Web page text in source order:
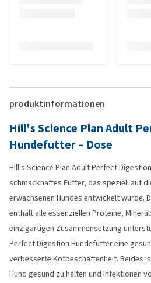
produktinformationen
Hill's Science Plan Adult
Hundefutter – Dose
Hill's Science Plan Adult Perfect
schmackhaftes Futter, das speziell auf
erwachsenen Hundes entwickelt wurde.
enthält alle essenziellen Proteine,
einzigartigen Zusammensetzung
Perfect Digestion Hundefutter eine
verbesserte Kotbeschaffenheit. Beides
Hund gesund zu halten und Infektionen